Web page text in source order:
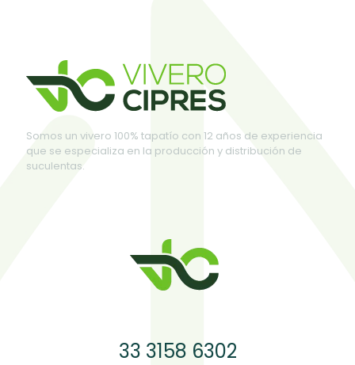
Somos un vivero 100% tapatío con 12 años de experiencia
que se especializa en la producción y distribución de
suculentas.
33 3158 6302